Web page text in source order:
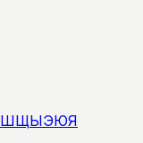
ШЩЫЭЮЯ